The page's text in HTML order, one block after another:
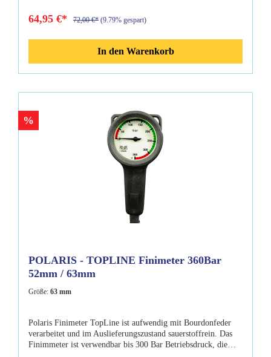
64,95 €* 72,00 €* (9.79% gespart)
In den Warenkorb
%
POLARIS - TOPLINE Finimeter 360Bar
52mm / 63mm
Größe: 63 mm
Polaris Finimeter TopLine ist aufwendig mit Bourdonfeder
verarbeitet und im Auslieferungszustand sauerstoffrein. Das
Finimmeter ist verwendbar bis 300 Bar Betriebsdruck, die